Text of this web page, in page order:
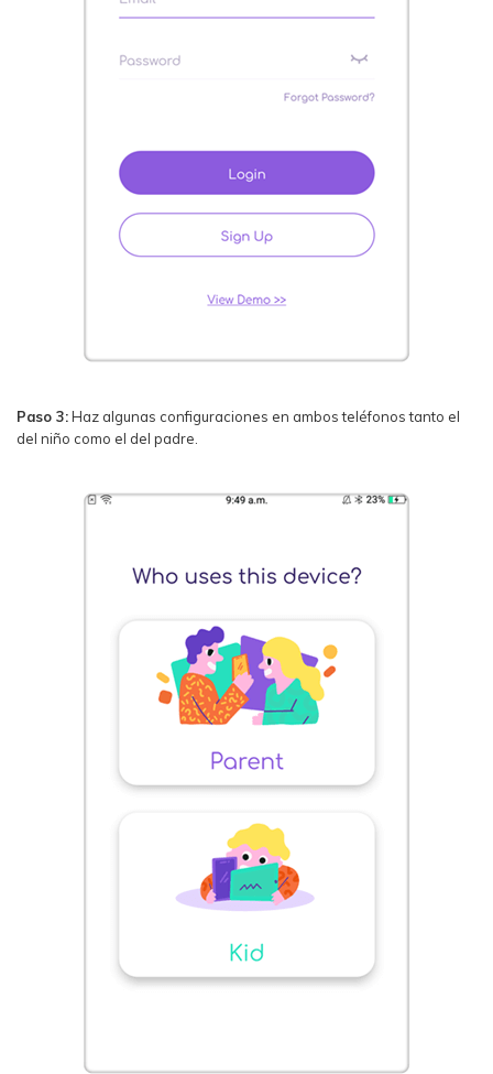
Paso 3: Haz algunas configuraciones en ambos teléfonos tanto el
del niño como el del padre.